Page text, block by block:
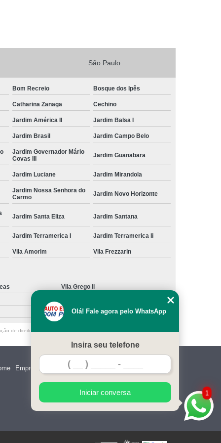
São Paulo
Bom Recreio Bosque dos Ipês
Catharina Zanaga Cechino
Jardim América II Jardim Balsa I
Jardim Brasil Jardim Campo Belo
Jardim Governador Mário
Covas III
Jardim Guanabara
Jardim Luciane Jardim Mirandola
Jardim Nossa Senhora do
Carmo
Jardim Novo Horizonte
Jardim Santa Eliza Jardim Santana
Jardim Terramerica I Jardim Terramerica Ii
Vila Amorim Vila Frezzarin
Vila Grego II
de direito autoral – artigo 184 do Código Penal –
Empresa Serviços Contato Mapa do site
1
Olá! Fale agora pelo WhatsApp
Insira seu telefone
Iniciar conversa